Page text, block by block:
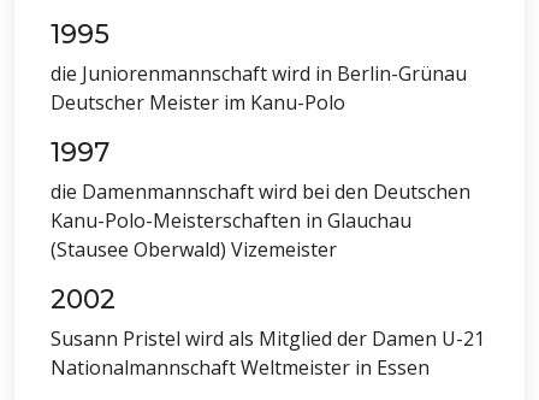
1995
die Juniorenmannschaft wird in Berlin-Grünau
Deutscher Meister im Kanu-Polo
1997
die Damenmannschaft wird bei den Deutschen
Kanu-Polo-Meisterschaften in Glauchau
(Stausee Oberwald) Vizemeister
2002
Susann Pristel wird als Mitglied der Damen U-21
Nationalmannschaft Weltmeister in Essen